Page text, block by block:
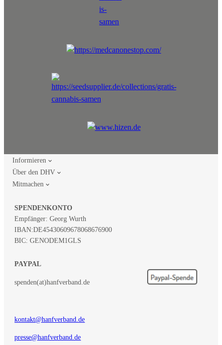
Informieren
Über den DHV
Mitmachen
SPENDENKONTO
Empfänger: Georg Wurth
IBAN:DE45430609678068676900
BIC: GENODEM1GLS
PAYPAL
spenden(at)hanfverband.de
kontakt@hanfverband.de
presse@hanfverband.de